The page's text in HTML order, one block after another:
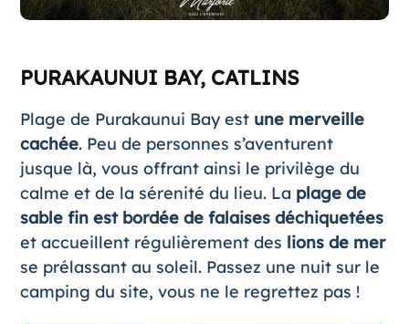
PURAKAUNUI BAY, CATLINS
Plage de Purakaunui Bay est une merveille
cachée. Peu de personnes s’aventurent
jusque là, vous offrant ainsi le privilège du
calme et de la sérenité du lieu. La plage de
sable fin est bordée de falaises déchiquetées
et accueillent régulièrement des lions de mer
se prélassant au soleil. Passez une nuit sur le
camping du site, vous ne le regrettez pas !